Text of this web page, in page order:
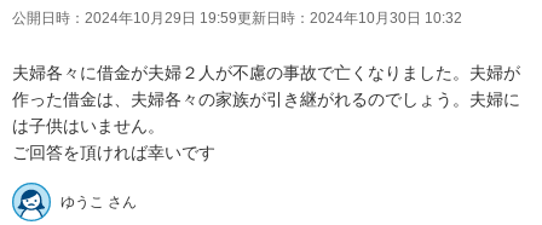
公開日時： 2024年10月29日 19:59更新日時： 2024年10月30日 10:32
夫婦各々に借金が夫婦２人が不慮の事故で亡くなりました。夫婦が
作った借金は、夫婦各々の家族が引き継がれるのでしょう。夫婦に
は子供はいません。
ご回答を頂ければ幸いです
ゆうこ さん